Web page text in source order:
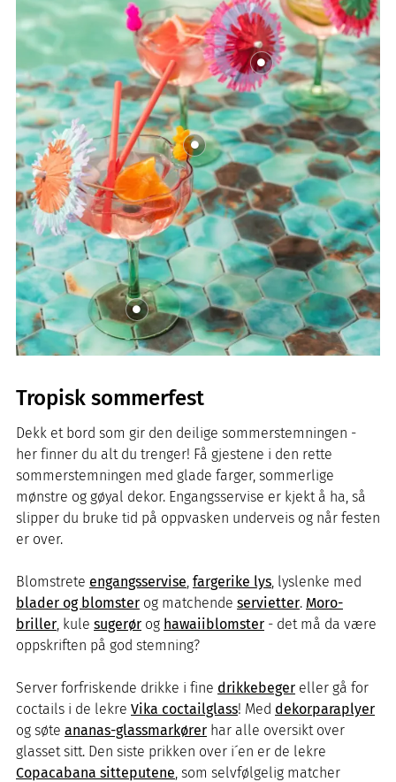
Tropisk sommerfest
Dekk et bord som gir den deilige sommerstemningen -
her finner du alt du trenger! Få gjestene i den rette
sommerstemningen med glade farger, sommerlige
mønstre og gøyal dekor. Engangsservise er kjekt å ha, så
slipper du bruke tid på oppvasken underveis og når festen
er over.
Blomstrete engangsservise, fargerike lys, lyslenke med
blader og blomster og matchende servietter. Moro-
briller, kule sugerør og hawaiiblomster - det må da være
oppskriften på god stemning?
Server forfriskende drikke i fine drikkebeger eller gå for
coctails i de lekre Vika coctailglass! Med dekorparaplyer
og søte ananas-glassmarkører har alle oversikt over
glasset sitt. Den siste prikken over i´en er de lekre
Copacabana sitteputene, som selvfølgelig matcher